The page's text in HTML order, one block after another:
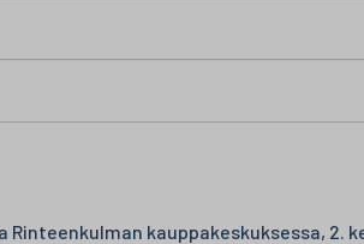
kauppakeskuksessa, 2.